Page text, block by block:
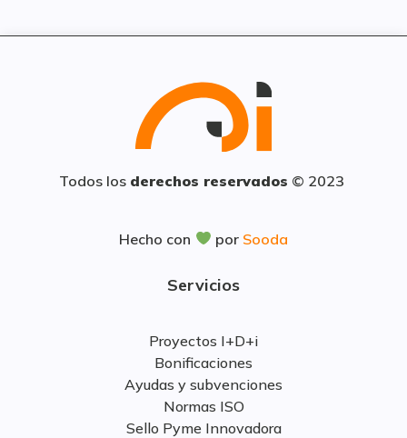
Todos los derechos reservados © 2023
Hecho con por Sooda
Servicios
Proyectos I+D+i
Bonificaciones
Ayudas y subvenciones
Normas ISO
Sello Pyme Innovadora